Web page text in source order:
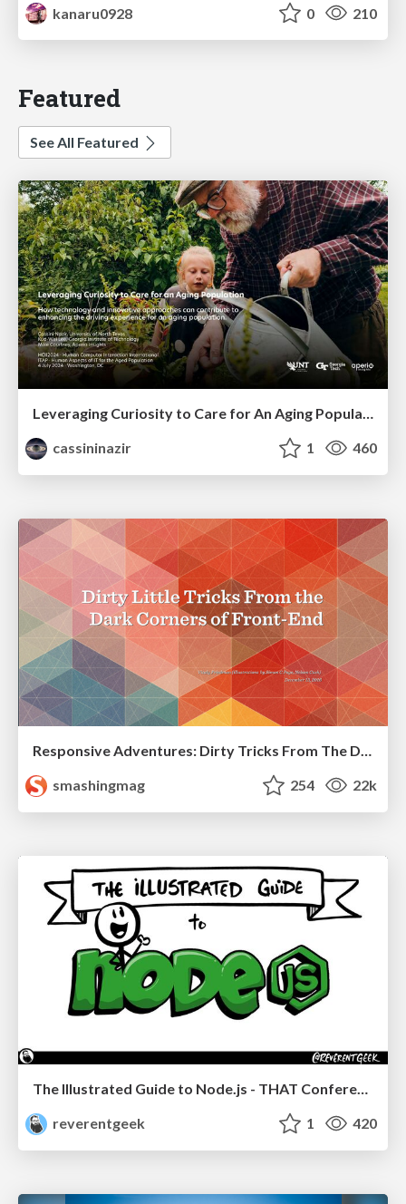
kanaru0928
0 210
Featured
See All Featured
Leveraging Curiosity to Care for An Aging Population
cassininazir
1 460
Responsive Adventures: Dirty Tricks From The Dark Corners of Front-End
smashingmag
254 22k
reverentgeek
1 420